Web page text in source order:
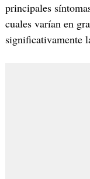
principales
cuales varían en
significativamente